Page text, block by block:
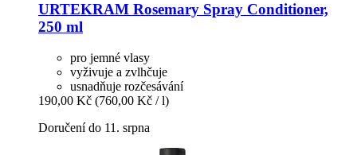
URTEKRAM Rosemary Spray Conditioner,
250 ml
pro jemné vlasy
vyživuje a zvlhčuje
usnadňuje rozčesávání
190,00 Kč (760,00 Kč / l)
Doručení do 11. srpna